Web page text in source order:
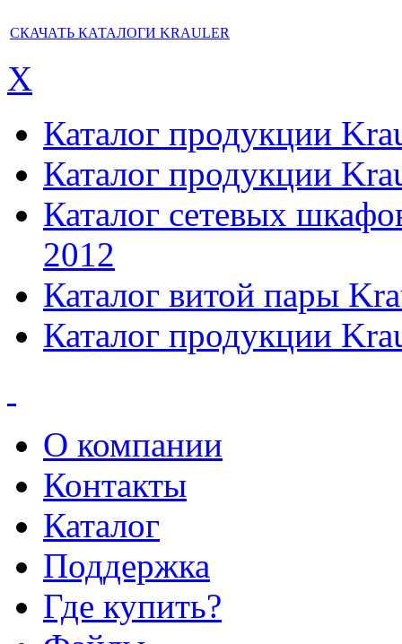
СКАЧАТЬ КАТАЛОГИ KRAULER
X
Каталог продукции
Каталог продукции
Каталог сетевых
2012
Каталог витой пары
Каталог продукции
О компании
Контакты
Каталог
Поддержка
Где купить?